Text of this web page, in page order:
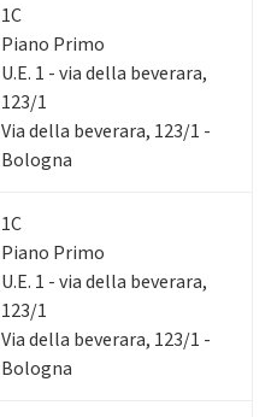
1C
Piano Primo
U.E. 1 - via della beverara,
123/1
Via della beverara, 123/1 -
Bologna
1C
Piano Primo
U.E. 1 - via della beverara,
123/1
Via della beverara, 123/1 -
Bologna